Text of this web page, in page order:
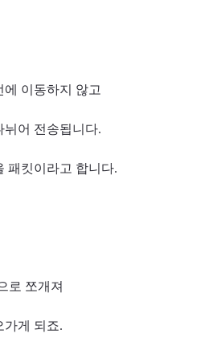
에 이동하지 않고
뉘어 전송됩니다.
패킷이라고 합니다.
로 쪼개져
가게 되죠.